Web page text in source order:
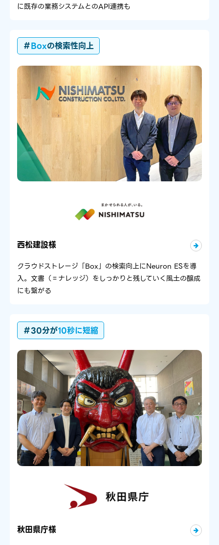
に既存の業務システムとのAPI連携も
＃Boxの検索性向上
西松建設様
クラウドストレージ「Box」の検索向上にNeuron ESを導
入。文書（＝ナレッジ）をしっかりと残していく風土の醸成
にも繋がる
＃30分が10秒に短縮
秋田県庁様